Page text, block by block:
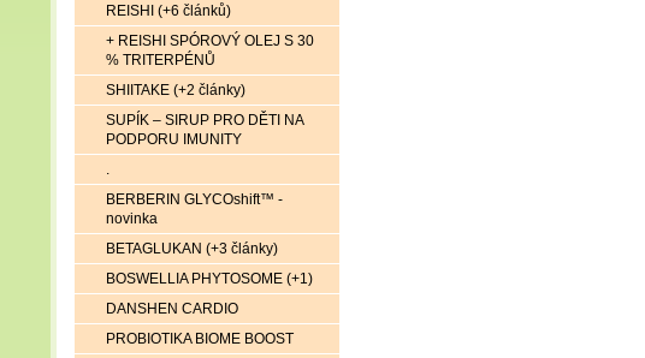
REISHI (+6 článků)
+ REISHI SPÓROVÝ OLEJ S 30
% TRITERPÉNŮ
SHIITAKE (+2 články)
SUPÍK – SIRUP PRO DĚTI NA
PODPORU IMUNITY
.
BERBERIN GLYCOshift™ -
novinka
BETAGLUKAN (+3 články)
BOSWELLIA PHYTOSOME (+1)
DANSHEN CARDIO
PROBIOTIKA BIOME BOOST